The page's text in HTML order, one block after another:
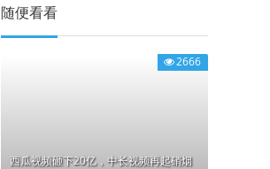
随便看看
2666
西瓜视频砸下20亿，中长视频再起硝烟